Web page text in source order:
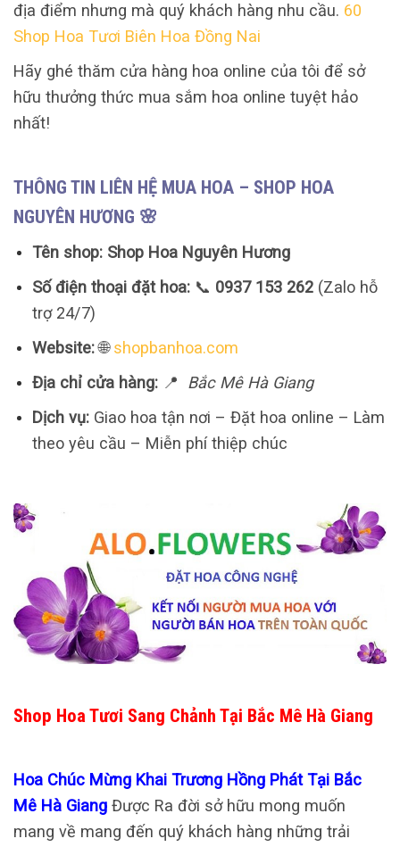
địa điểm nhưng mà quý khách hàng nhu cầu. 60
Shop Hoa Tươi Biên Hoa Đồng Nai
Hãy ghé thăm cửa hàng hoa online của tôi để sở
hữu thưởng thức mua sắm hoa online tuyệt hảo
nhất!
THÔNG TIN LIÊN HỆ MUA HOA – SHOP HOA
NGUYÊN HƯƠNG 🌸
Tên shop: Shop Hoa Nguyên Hương
Số điện thoại đặt hoa:📞 0937 153 262(Zalo hỗ
trợ 24/7)
Website:🌐shopbanhoa.com
Địa chỉ cửa hàng:📍
Bắc Mê Hà Giang
Dịch vụ:Giao hoa tận nơi – Đặt hoa online – Làm
theo yêu cầu – Miễn phí thiệp chúc
Shop Hoa Tươi Sang Chảnh Tại Bắc Mê Hà Giang
Hoa Chúc Mừng Khai Trương Hồng Phát Tại Bắc
Mê Hà Giang Được Ra đời sở hữu mong muốn
mang về mang đến quý khách hàng những trải